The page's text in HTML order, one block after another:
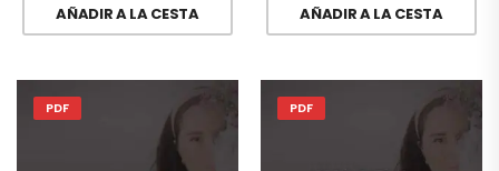
AÑADIR A LA CESTA AÑADIR A LA CESTA
PDF PDF